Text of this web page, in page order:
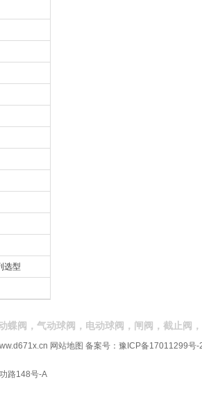
选型
蝶阀，气动球阀，电动球阀，闸阀，截止阀
网站地图 备案号： 豫ICP备17011299号-
路148号-A